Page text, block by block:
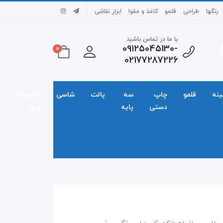
رنگها طراحی قلمو کاغذ و مقوا ابزار نقاشی
با ما در تماس باشید
09125045130-
02177287226
0
قلمو
چاپ
دستی
سه
پایه
پالت شاسی